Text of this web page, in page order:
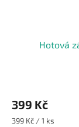
Hotová
399 Kč
Měrná
399 Kč / 1 ks